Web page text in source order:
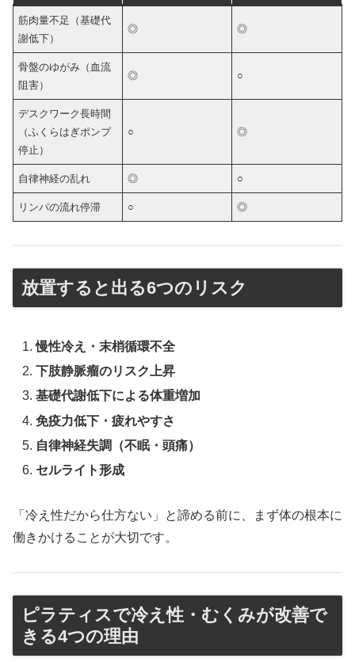
筋肉量不足（基礎代
謝低下）
◎ ◎
骨盤のゆがみ（血流
阻害）
◎ ○
デスクワーク長時間
（ふくらはぎポンプ
停止）
○ ◎
自律神経の乱れ ◎ ○
リンパの流れ停滞 ○ ◎
放置すると出る6つのリスク
慢性冷え・末梢循環不全
下肢静脈瘤のリスク上昇
基礎代謝低下による体重増加
免疫力低下・疲れやすさ
自律神経失調（不眠・頭痛）
セルライト形成
「冷え性だから仕方ない」と諦める前に、まず体の根本に
働きかけることが大切です。
ピラティスで冷え性・むくみが改善で
きる4つの理由